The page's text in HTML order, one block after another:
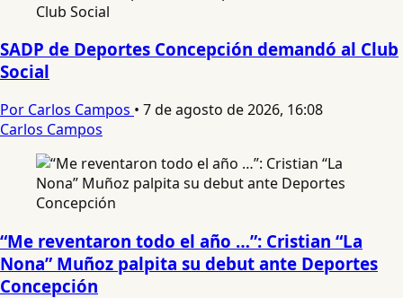
SADP de Deportes Concepción demandó al Club
Social
Por Carlos Campos • 7 de agosto de 2026, 16:08
Carlos Campos
“Me reventaron todo el año …”: Cristian “La
Nona” Muñoz palpita su debut ante Deportes
Concepción